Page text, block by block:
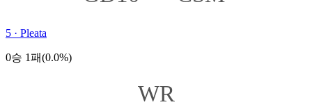
5 · Pleata
0승 1패(0.0%)
WR